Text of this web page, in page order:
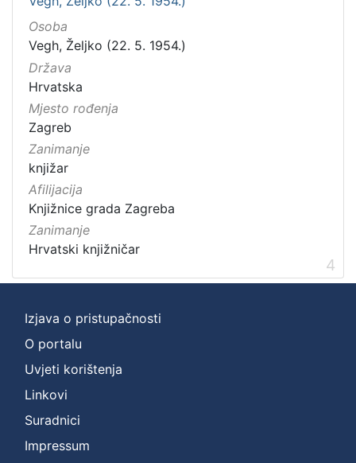
Osoba
Vegh, Željko (22. 5. 1954.)
Država
Hrvatska
Mjesto rođenja
Zagreb
Zanimanje
knjižar
Afilijacija
Knjižnice grada Zagreba
Zanimanje
Hrvatski knjižničar
4
Izjava o pristupačnosti
O portalu
Uvjeti korištenja
Linkovi
Suradnici
Impressum